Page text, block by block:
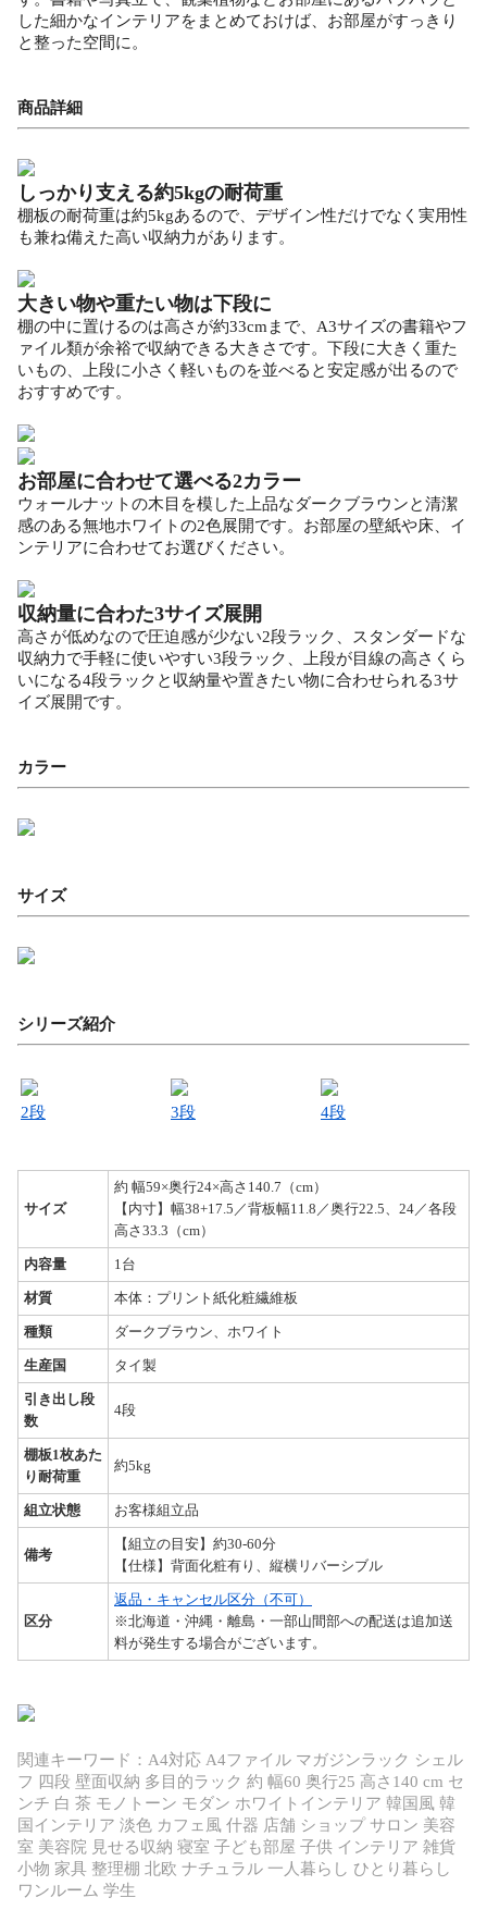
した細かなインテリアをまとめておけば、お部屋がすっきり
と整った空間に。
商品詳細
しっかり支える約5kgの耐荷重
棚板の耐荷重は約5kgあるので、デザイン性だけでなく実用性
も兼ね備えた高い収納力があります。
大きい物や重たい物は下段に
棚の中に置けるのは高さが約33cmまで、A3サイズの書籍やフ
ァイル類が余裕で収納できる大きさです。下段に大きく重た
いもの、上段に小さく軽いものを並べると安定感が出るので
おすすめです。
お部屋に合わせて選べる2カラー
ウォールナットの木目を模した上品なダークブラウンと清潔
感のある無地ホワイトの2色展開です。お部屋の壁紙や床、イ
ンテリアに合わせてお選びください。
収納量に合わた3サイズ展開
高さが低めなので圧迫感が少ない2段ラック、スタンダードな
収納力で手軽に使いやすい3段ラック、上段が目線の高さくら
いになる4段ラックと収納量や置きたい物に合わせられる3サ
イズ展開です。
カラー
サイズ
シリーズ紹介
2段 3段 4段
サイズ
約 幅59×奥行24×高さ140.7（cm）
【内寸】幅38+17.5／背板幅11.8／奥行22.5、24／各段
高さ33.3（cm）
内容量 1台
材質 本体：プリント紙化粧繊維板
種類 ダークブラウン、ホワイト
生産国 タイ製
引き出し段
数
4段
棚板1枚あた
り耐荷重
約5kg
組立状態 お客様組立品
備考
【組立の目安】約30-60分
【仕様】背面化粧有り、縦横リバーシブル
区分
返品・キャンセル区分（不可）
※北海道・沖縄・離島・一部山間部への配送は追加送
料が発生する場合がございます。
関連キーワード：A4対応 A4ファイル マガジンラック シェル
フ 四段 壁面収納 多目的ラック 約 幅60 奥行25 高さ140 cm セ
ンチ 白 茶 モノトーン モダン ホワイトインテリア 韓国風 韓
国インテリア 淡色 カフェ風 什器 店舗 ショップ サロン 美容
室 美容院 見せる収納 寝室 子ども部屋 子供 インテリア 雑貨
小物 家具 整理棚 北欧 ナチュラル 一人暮らし ひとり暮らし
ワンルーム 学生